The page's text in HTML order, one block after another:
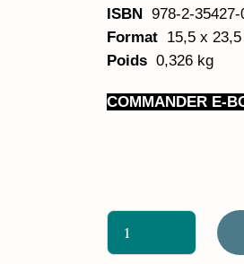
ISBN 978-2-35427-
Format 15,5 x
Poids 0,326 kg
COMMANDER E-